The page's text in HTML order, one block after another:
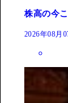
株高の今
2026年08月